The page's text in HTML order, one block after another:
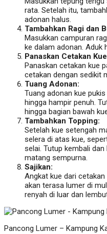
rata. Setelah itu,
adonan halus.
Tambahkan Ragi dan
Masukkan campuran
ke dalam adonan. Aduk
Panaskan Cetakan
Panaskan cetakan kue
cetakan dengan sedikit
Tuang Adonan:
Tuang adonan kue
hingga hampir penuh.
hingga bagian bawah
Tambahkan Topping:
Setelah kue setengah
selera di atas kue,
selai. Tutup kembali
matang sempurna.
Sajikan:
Angkat kue dari
akan terasa lumer di
renyah di luar dan
Pancong Lumer – Kampung